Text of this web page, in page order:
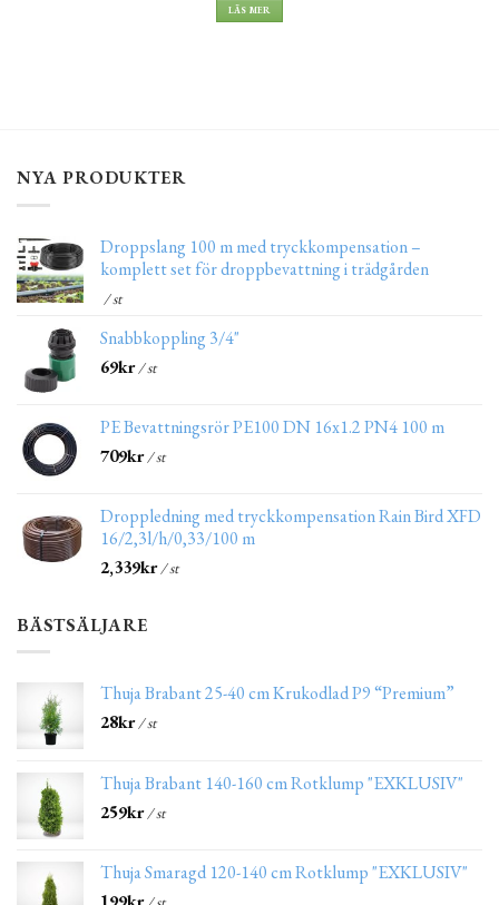
LÄS MER
NYA PRODUKTER
Droppslang 100 m med tryckkompensation –
komplett set för droppbevattning i trädgården
/ st
Snabbkoppling 3/4"
69kr/ st
PE Bevattningsrör PE100 DN 16x1.2 PN4 100 m
709kr/ st
Droppledning med tryckkompensation Rain Bird XFD
16/2,3l/h/0,33/100 m
2,339kr/ st
BÄSTSÄLJARE
Thuja Brabant 25-40 cm Krukodlad P9 “Premium”
28kr/ st
Thuja Brabant 140-160 cm Rotklump "EXKLUSIV"
259kr/ st
Thuja Smaragd 120-140 cm Rotklump "EXKLUSIV"